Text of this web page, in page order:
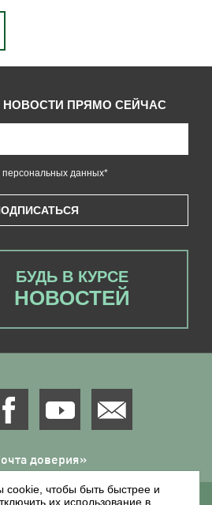
ПРЯМО СЕЙЧАС
персональных данных*
БУДЬ В КУРСЕ
НОВОСТЕЙ
доверия»
чтобы быть быстрее и
их использование в